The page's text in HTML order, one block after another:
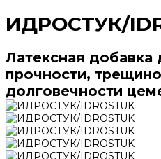
ИДРОСТУК/
Латексная
прочности,
долговечности